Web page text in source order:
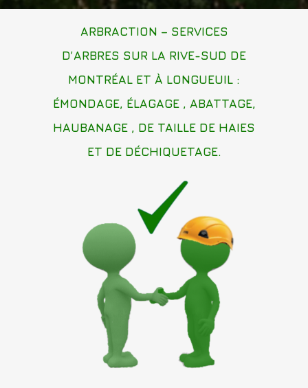
ARBRACTION – SERVICES
D’ARBRES SUR LA RIVE-SUD DE
MONTRÉAL ET À LONGUEUIL :
ÉMONDAGE, ÉLAGAGE , ABATTAGE,
HAUBANAGE , DE TAILLE DE HAIES
ET DE DÉCHIQUETAGE.